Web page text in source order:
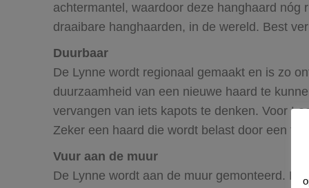
achtermantel, waardoor deze hanghaard nóg
draaibare hanghaarden, in de wereld. Best
Duurbaar
De Lynne wordt regionaal gemaakt en is zo
duurzaamheid van een nieuwe haard te
vervangen van iets kapots te denken. Voor
Zeker een haard die wordt belast door een flink
Vuur aan de muur
De Lynne wordt aan de muur gemonteerd.